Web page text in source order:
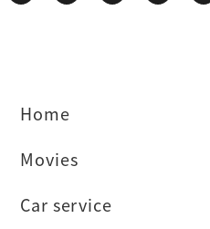
Home
Movies
Car service